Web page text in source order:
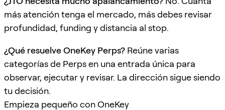
más atención tenga el mercado, más debes revisar
profundidad, funding y distancia al stop.
¿Qué resuelve OneKey Perps? Reúne varias
categorías de Perps en una entrada única para
observar, ejecutar y revisar. La dirección sigue siendo
tu decisión.
Empieza pequeño con OneKey